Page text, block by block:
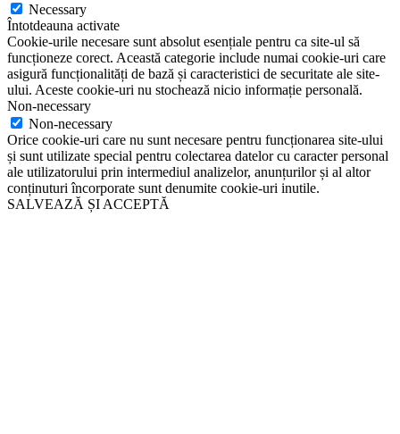
Necessary
Întotdeauna activate
Cookie-urile necesare sunt absolut esențiale pentru ca site-ul să
funcționeze corect. Această categorie include numai cookie-uri care
asigură funcționalități de bază și caracteristici de securitate ale site-
ului. Aceste cookie-uri nu stochează nicio informație personală.
Non-necessary
Non-necessary
Orice cookie-uri care nu sunt necesare pentru funcționarea site-ului
și sunt utilizate special pentru colectarea datelor cu caracter personal
ale utilizatorului prin intermediul analizelor, anunțurilor și al altor
conținuturi încorporate sunt denumite cookie-uri inutile.
SALVEAZĂ ȘI ACCEPTĂ